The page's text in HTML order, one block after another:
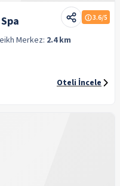
3.6/5
Merkez: 2.4 km
Oteli İncele